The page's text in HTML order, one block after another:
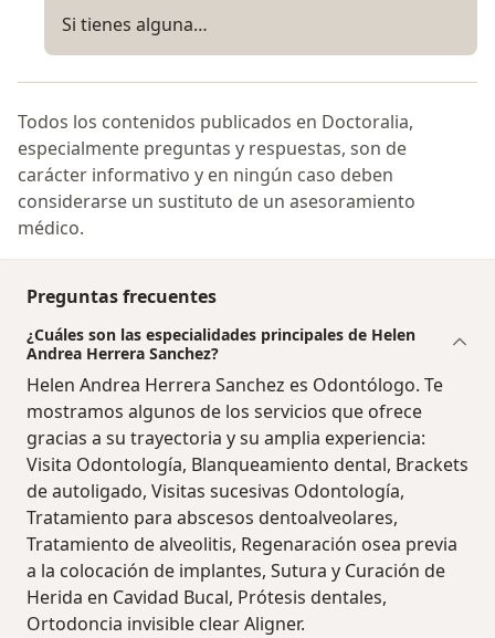
Si tienes alguna…
Todos los contenidos publicados en Doctoralia,
especialmente preguntas y respuestas, son de
carácter informativo y en ningún caso deben
considerarse un sustituto de un asesoramiento
médico.
Preguntas frecuentes
¿Cuáles son las especialidades principales de Helen
Andrea Herrera Sanchez?
Helen Andrea Herrera Sanchez es Odontólogo. Te
mostramos algunos de los servicios que ofrece
gracias a su trayectoria y su amplia experiencia:
Visita Odontología, Blanqueamiento dental, Brackets
de autoligado, Visitas sucesivas Odontología,
Tratamiento para abscesos dentoalveolares,
Tratamiento de alveolitis, Regenaración osea previa
a la colocación de implantes, Sutura y Curación de
Herida en Cavidad Bucal, Prótesis dentales,
Ortodoncia invisible clear Aligner.